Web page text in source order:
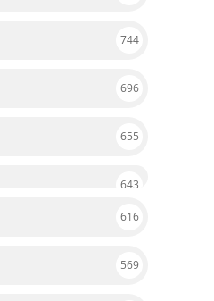
744
696
655
643
616
569